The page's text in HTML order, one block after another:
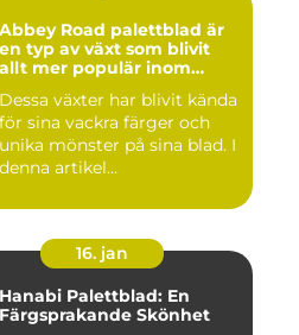
Abbey Road palettblad är
en typ av växt som blivit
allt mer populär inom
Dessa växter har blivit kända
för sina vackra färger och
unika mönster på sina blad. I
denna artikel...
16. jan
Hanabi Palettblad: En
Färgsprakande Skönhet